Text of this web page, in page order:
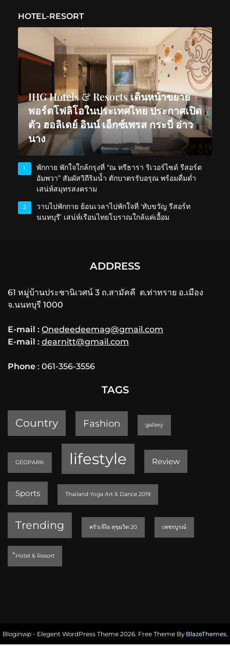
HOTEL-RESORT
IHG Hotels & Resorts เดินหน้าขยาย
พอร์ตโฟลิโอในประเทศไทย ประกาศเปิด
ตัว ฮอลิเดย์ อินน์ เอ็กซ์เพรส กระบี่ อ่าว
นาง
1
พักกาย พักใจใกล้กรุงที่ “ณ ทรีธารา ริเวอร์ไซด์ รีสอร์ต
อัมพวา” สัมผัสวิถีริมน้ำ ตักบาตรรับอรุณ พร้อมดื่มด่ำ
เสน่ห์สมุทรสงคราม
2
วาบไปพักกาย ย้อนเวลาไปพักใจที่ ‘ทับขวัญ รีสอร์ท
นนทบุรี’ เสน่ห์เรือนไทยโบราณใกล้แค่เอื้อม
ADDRESS
61 หมู่บ้านประชานิเวศน์ 3 ถ.สามัคคี ต.ท่าทราย อ.เมือง
จ.นนทบุรี 1000
E-mail : Onedeedeemag@gmail.com
E-mail : dearnitt@gmail.com
Phone : 061-356-3556
TAGS
Country Fashion gallery
GEOPARK lifestyle Review
Sports Thailand Yoga Art & Dance 2019
Trending ครัวเจ๊ง้อ สุขุมวิท 20 เพชรบูรณ์
็Hotel & Resort
Bloginwp - Elegent WordPress Theme 2026. Free Theme By BlazeThemes.